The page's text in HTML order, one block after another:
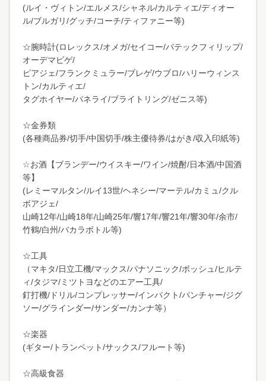
(ルイ・ヴィトン/エルメス/シャネル/カルティエ/ディオー
ル/ブルガリ/グッチ/コーチ/ティファニー等)
☆腕時計(ロレックス/オメガ/セイコー/パテックフィリップ/
オーデマピゲ/
ピアジェ/フランクミュラー/ブレゲ/ウブロ/ハリーウィンス
トン/カルティエ/
タグホイヤー/パネライ/ブライトリング/ゼニス等)
☆金券類
(各種商品券/切手/中国切手/株主優待券/はがき/収入印紙等)
☆お酒【ブランデー/ウイスキー/ワイン/焼酎/日本酒/中国酒
等】
(レミーマルタン/ルイ13世/ヘネシー/マーテル/カミュ/クル
ボアジェ/
山崎12年/山崎18年/山崎25年/響17年/響21年/響30年/余市/
竹鶴/白州/バカラボトル等)
☆工具
（マキタ/日立工機/マックス/パナソニック/ボッシュ/ヒルテ
ィ/タジマ/ミツトヨなどのエアー工具/
釘打機/ドリル/コンプレッサー/インパクト/パンチャー/ジグ
ソー/グラインダー/サンダー/カンナ等）
☆楽器
(ギター/トランペット/サックス/フルート等)
☆高級食器